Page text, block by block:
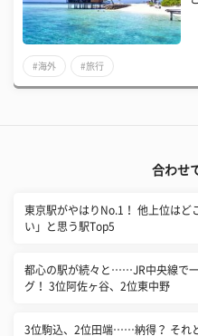
#海外 #旅行
合わせ
東京駅がやはりNo.1！ 他上位はど
い」と思う駅Top5
都心の駅が続々と……JR中央線で
グ！ 3位阿佐ヶ谷、2位東中野
3位駒込、2位田端……納得？ それ